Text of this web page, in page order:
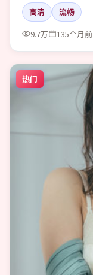
高清
流畅
9.7万
135个月前
热门